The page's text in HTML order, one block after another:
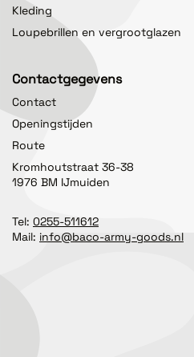
Kleding
Loupebrillen en vergrootglazen
Contactgegevens
Contact
Openingstijden
Route
Kromhoutstraat 36-38
1976 BM IJmuiden
Tel: 0255-511612
Mail: info@baco-army-goods.nl